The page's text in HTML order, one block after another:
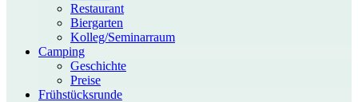
Restaurant
Biergarten
Kolleg/Seminarraum
Camping
Geschichte
Preise
Frühstücksrunde